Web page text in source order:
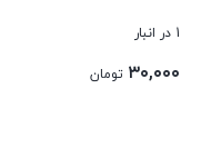
1 در انبار
۳۰,۰۰۰ تومان